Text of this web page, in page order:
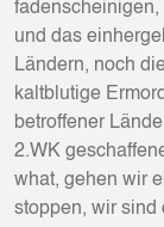
und das
Ländern, noch
kaltblutige
betroffener
2.WK
what, gehen wir
stoppen, wir sind